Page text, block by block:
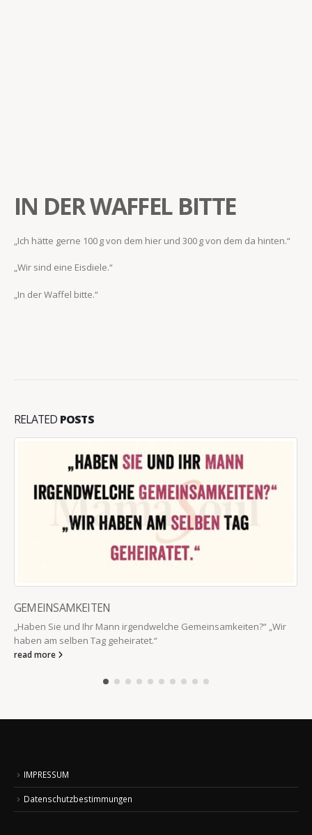
IN DER WAFFEL BITTE
„Ich hätte gerne 100 g von dem hier und 300 g von dem da hinten.“
„Wir sind eine Eisdiele.“
„In der Waffel bitte.“
RELATED POSTS
GEMEINSAMKEITEN
„Haben Sie und Ihr Mann irgendwelche Gemeinsamkeiten?“ „Wir
haben am selben Tag geheiratet.“
read more
IMPRESSUM
Datenschutzbestimmungen